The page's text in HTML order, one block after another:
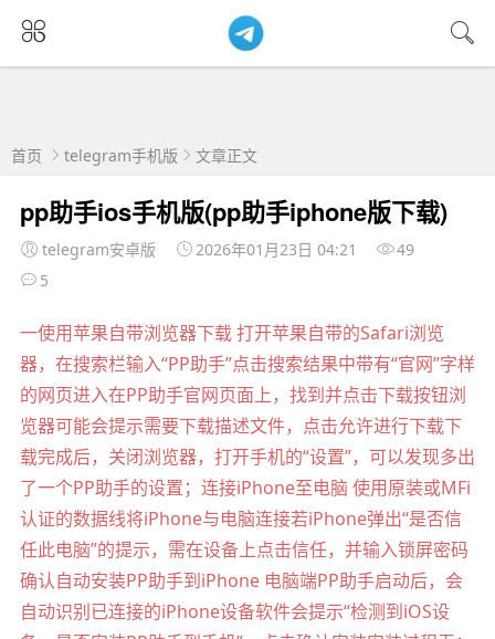
首页 telegram手机版 文章正文
pp助手ios手机版(pp助手iphone版下载)
telegram安卓版 2026年01月23日 04:21
49
5
一使用苹果自带浏览器下载 打开苹果自带的Safari浏览
器，在搜索栏输入“PP助手”点击搜索结果中带有“官网”字样
的网页进入在PP助手官网页面上，找到并点击下载按钮浏
览器可能会提示需要下载描述文件，点击允许进行下载下
载完成后，关闭浏览器，打开手机的“设置”，可以发现多出
了一个PP助手的设置；连接iPhone至电脑 使用原装或MFi
认证的数据线将iPhone与电脑连接若iPhone弹出“是否信
任此电脑”的提示，需在设备上点击信任，并输入锁屏密码
确认自动安装PP助手到iPhone 电脑端PP助手启动后，会
自动识别已连接的iPhone设备软件会提示“检测到iOS设